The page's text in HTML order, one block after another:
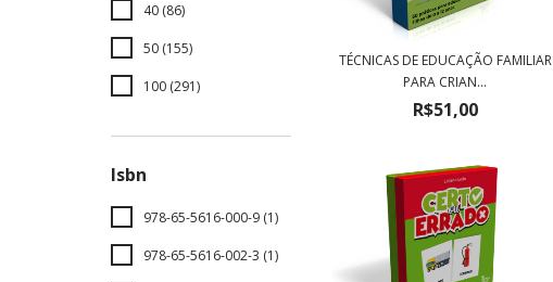
40 (86)
50 (155)
100 (291)
Isbn
978-65-5616-000-9 (1)
978-65-5616-002-3 (1)
TÉCNICAS DE EDUCAÇÃO FAMILIAR
PARA CRIAN...
R$51,00